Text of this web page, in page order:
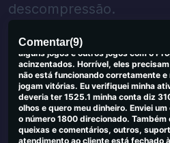
descompressão.
Comentar(9)
J
JACINTA NICKERSON
2025-09-19 04:46:20
meu dinheiro que disse que Win
alguns jogos e outros jogos com o
acinzentados. Horrível, eles
não está funcionando corretamente
jogam vitórias. Eu verifiquei minha
deveria ter 1525.1 minha conta diz
olhos e quero meu dinheiro. Enviei
o número 1800 direcionado. Também
queixas e comentários, outros,
atendimento ao cliente está fechado